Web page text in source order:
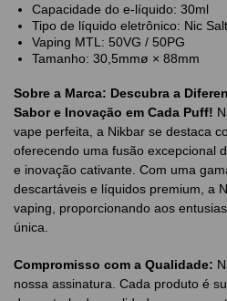
Capacidade do e-líquido: 30ml
Tipo de líquido eletrônico: Nic Salt
Vaping MTL: 50VG / 50PG
Tamanho: 30,5mmø × 88mm
Sobre a Marca: Descubra a
Sabor e Inovação em Cada Puff!
vape perfeita, a Nikbar se destaca
oferecendo uma fusão excepcional
e inovação cativante. Com uma
descartáveis e líquidos premium, a
vaping, proporcionando aos
única.
Compromisso com a Qualidade:
nossa assinatura. Cada produto é